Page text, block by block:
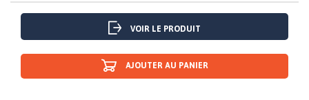
VOIR LE PRODUIT
AJOUTER AU PANIER